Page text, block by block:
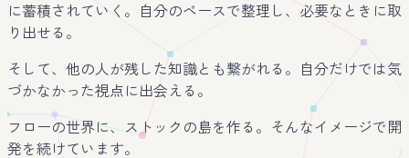
に蓄積されていく。自分のペースで整理し、必要なときに取
り出せる。
そして、他の人が残した知識とも繋がれる。自分だけでは気
づかなかった視点に出会える。
フローの世界に、ストックの島を作る。そんなイメージで開
発を続けています。